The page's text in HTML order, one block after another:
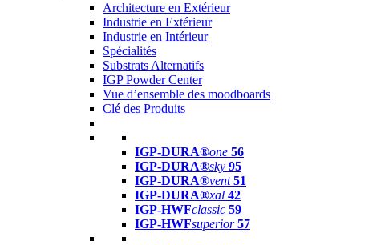
Architecture en Extérieur
Industrie en Extérieur
Industrie en Intérieur
Spécialités
Substrats Alternatifs
IGP Powder Center
Vue d’ensemble des moodboards
Clé des Produits
IGP-DURA®one 56
IGP-DURA®sky 95
IGP-DURA®vent 51
IGP-DURA®xal 42
IGP-HWFclassic 59
IGP-HWFsuperior 57